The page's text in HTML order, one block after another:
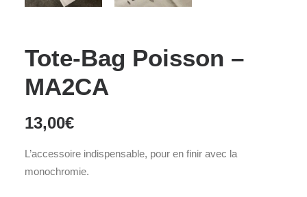
Tote-Bag Poisson –
MA2CA
13,00€
L’accessoire indispensable, pour en finir avec la
monochromie.